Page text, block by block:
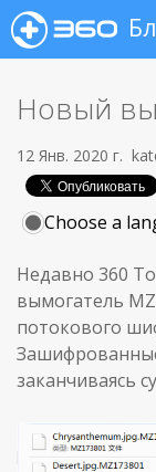
Новый
12 Янв. 2020 г.
Choose a
Недавно 360
вымогатель
потокового
заканчиваясь